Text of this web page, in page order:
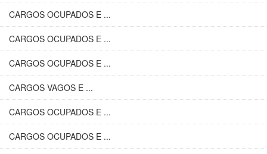
CARGOS OCUPADOS E ...
CARGOS OCUPADOS E ...
CARGOS OCUPADOS E ...
CARGOS VAGOS E ...
CARGOS OCUPADOS E ...
CARGOS OCUPADOS E ...